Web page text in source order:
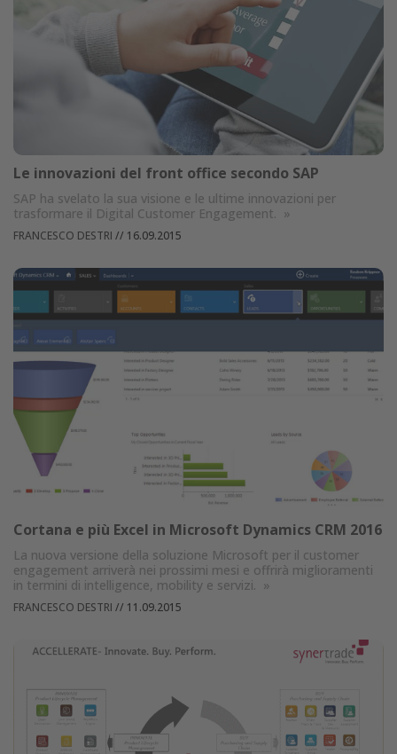
Le innovazioni del front office secondo SAP
SAP ha svelato la sua visione e le ultime innovazioni per
trasformare il Digital Customer Engagement. »
FRANCESCO DESTRI // 16.09.2015
Cortana e più Excel in Microsoft Dynamics CRM 2016
La nuova versione della soluzione Microsoft per il customer
engagement arriverà nei prossimi mesi e offrirà miglioramenti
in termini di intelligence, mobility e servizi. »
FRANCESCO DESTRI // 11.09.2015